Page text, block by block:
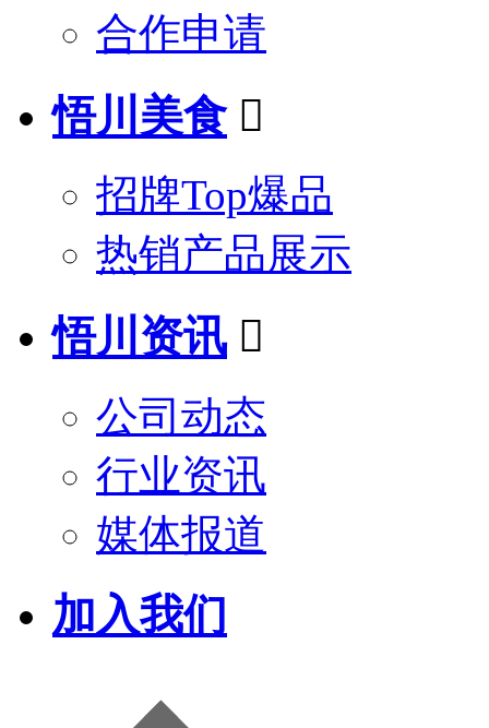
合作申请
悟川美食 
招牌Top爆品
热销产品展示
悟川资讯 
公司动态
行业资讯
媒体报道
加入我们